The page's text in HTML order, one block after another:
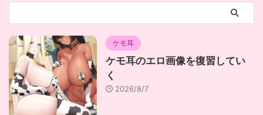
ケモ耳
ケモ耳のエロ画像を復習してい
く
2026/8/7